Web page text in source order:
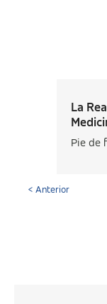
La
Pie de
< Anterior